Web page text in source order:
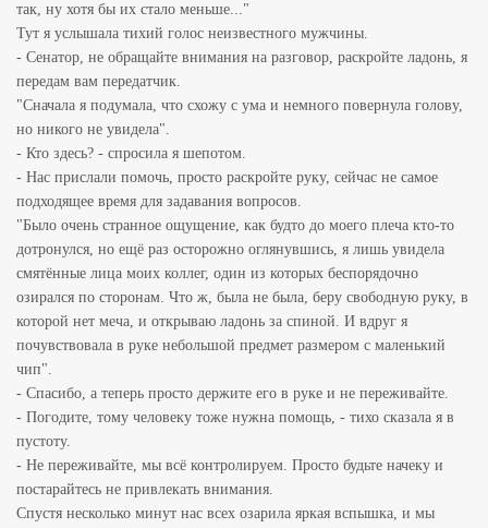
так, ну хотя бы их стало меньше..."
Тут я услышала тихий голос неизвестного мужчины.
- Сенатор, не обращайте внимания на разговор, раскройте ладонь, я
передам вам передатчик.
"Сначала я подумала, что схожу с ума и немного повернула голову,
но никого не увидела".
- Кто здесь? - спросила я шепотом.
- Нас прислали помочь, просто раскройте руку, сейчас не самое
подходящее время для задавания вопросов.
"Было очень странное ощущение, как будто до моего плеча кто-то
дотронулся, но ещё раз осторожно оглянувшись, я лишь увидела
смятённые лица моих коллег, один из которых беспорядочно
озирался по сторонам. Что ж, была не была, беру свободную руку, в
которой нет меча, и открываю ладонь за спиной. И вдруг я
почувствовала в руке небольшой предмет размером с маленький
чип".
- Спасибо, а теперь просто держите его в руке и не переживайте.
- Погодите, тому человеку тоже нужна помощь, - тихо сказала я в
пустоту.
- Не переживайте, мы всё контролируем. Просто будьте начеку и
постарайтесь не привлекать внимания.
Спустя несколько минут нас всех озарила яркая вспышка, и мы